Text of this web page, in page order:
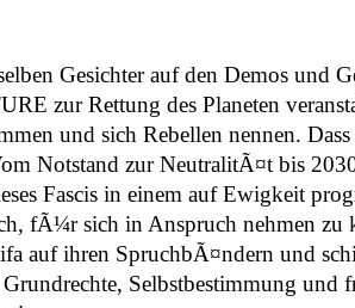
Gesichter auf den Demos und
zur Rettung des Planeten
und sich Rebellen nennen.
Notstand zur NeutralitÃ¤t bis
Fascis in einem auf Ewigkeit
fÃ¼r sich in Anspruch nehmen zu
auf ihren SpruchbÃ¤ndern und
Selbstbestimmung und